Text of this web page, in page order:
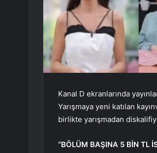
Kanal D ekranlarında
Yarışmaya yeni katılan
birlikte yarışmadan
“BÖLÜM BAŞINA 5 BİN TL